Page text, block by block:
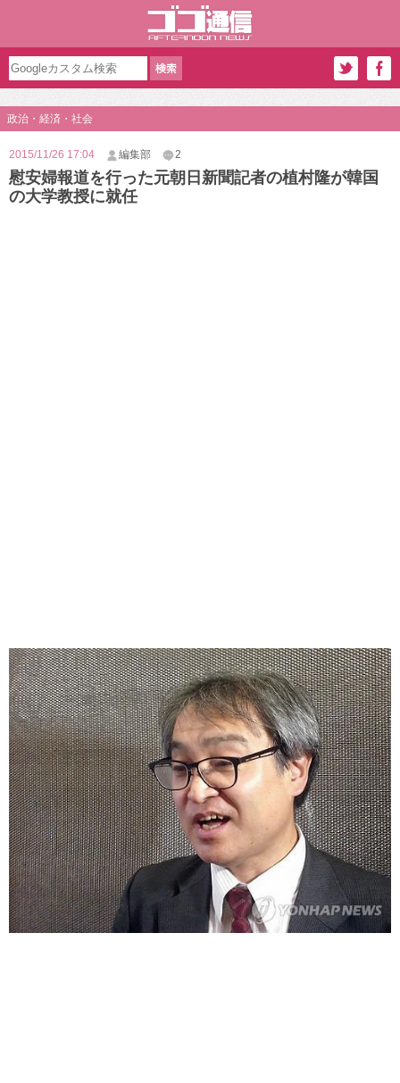
政治・経済・社会
2015/11/26 17:04 編集部 2
慰安婦報道を行った元朝日新聞記者の植村隆が韓国
の大学教授に就任